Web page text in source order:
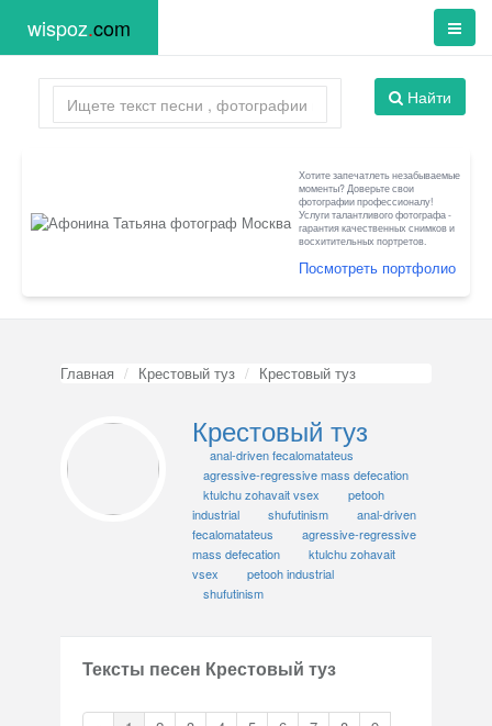
wispoz.com
Найти
Хотите запечатлеть незабываемые
моменты? Доверьте свои
фотографии профессионалу!
Услуги талантливого фотографа -
гарантия качественных снимков и
восхитительных портретов.
Посмотреть портфолио
Главная Крестовый туз Крестовый туз
Крестовый туз
anal-driven fecalomatateus
agressive-regressive mass defecation
ktulchu zohavait vsex
petooh
industrial
shufutinism
anal-driven
fecalomatateus
agressive-regressive
mass defecation
ktulchu zohavait
vsex
petooh industrial
shufutinism
Тексты песен Крестовый туз